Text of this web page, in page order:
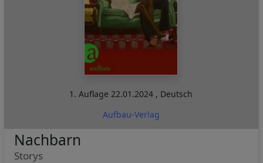
1. Auflage22.01.2024 , Deutsch
Aufbau-Verlag
Nachbarn
Storys